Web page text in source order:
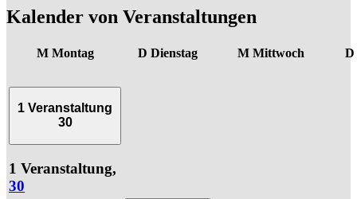
Kalender von Veranstaltungen
M Montag D Dienstag M Mittwoch D
1 Veranstaltung
30
1 Veranstaltung,
30